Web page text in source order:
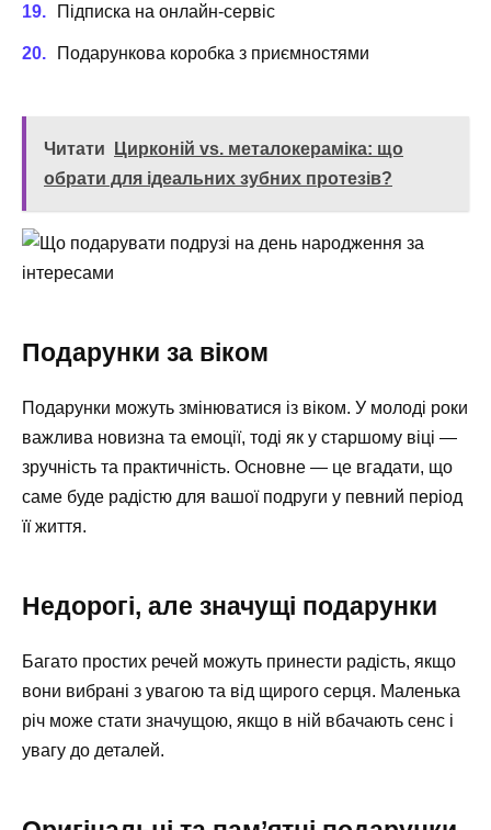
Підписка на онлайн-сервіс
Подарункова коробка з приємностями
Читати
Цирконій vs. металокераміка: що
обрати для ідеальних зубних протезів?
Подарунки за віком
Подарунки можуть змінюватися із віком. У молоді роки
важлива новизна та емоції, тоді як у старшому віці —
зручність та практичність. Основне — це вгадати, що
саме буде радістю для вашої подруги у певний період
її життя.
Недорогі, але значущі подарунки
Багато простих речей можуть принести радість, якщо
вони вибрані з увагою та від щирого серця. Маленька
річ може стати значущою, якщо в ній вбачають сенс і
увагу до деталей.